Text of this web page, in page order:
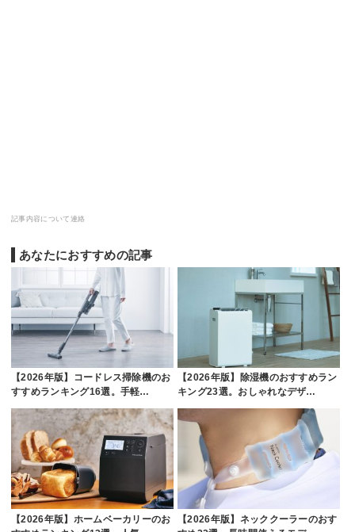
記事内容について連絡
あなたにおすすめの記事
【2026年版】コードレス掃除機のお
すすめランキング16選。手軽…
【2026年版】除湿機のおすすめラン
キング23選。おしゃれなデザ…
【2026年版】ホームベーカリーのお
【2026年版】ネッククーラーのおす